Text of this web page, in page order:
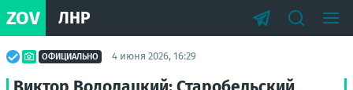
ZOV ЛНР
ОФИЦИАЛЬНО 4 июня 2026, 16:29